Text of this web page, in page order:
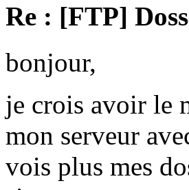
Re : [FTP]
bonjour,
je crois avoir le
mon serveur
vois plus mes